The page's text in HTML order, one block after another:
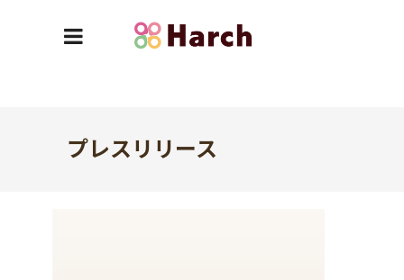
プレスリリース